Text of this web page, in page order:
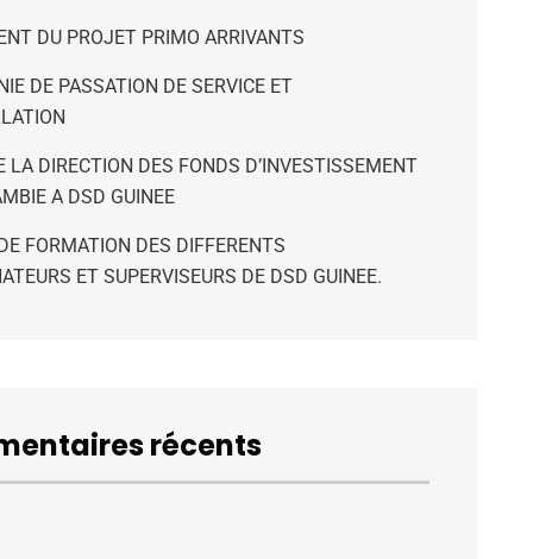
DU PROJET PRIMO ARRIVANTS
DE PASSATION DE SERVICE ET
LA DIRECTION DES FONDS D’INVESTISSEMENT
A DSD GUINEE
FORMATION DES DIFFERENTS
ET SUPERVISEURS DE DSD GUINEE.
récents